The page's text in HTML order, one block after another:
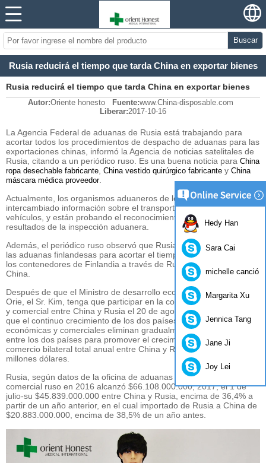
Buscar
Rusia reducirá el tiempo que tarda China en exportar bienes
Rusia reducirá el tiempo que tarda China en exportar bienes
Autor:Oriente honesto Fuente:www.China-disposable.com
Liberar:2017-10-16
La Agencia Federal de aduanas de Rusia está trabajando para
acortar todos los procedimientos de despacho de aduanas para las
exportaciones chinas, informó la Agencia de noticias satelitales de
Rusia, citando a un periódico ruso. Es una buena noticia para China
ropa desechable fabricante China vestido quirúrgico fabricante y China
máscara médica proveedor.
Actualmente, los organismos aduaneros de los dos países han
intercambiado información sobre el transporte de mercancías y
vehículos, y están probando el reconocimiento mutuo de los
resultados de la inspección aduanera.
Además, el periódico ruso observó que Rusia ha cooperado con
las aduanas finlandesas para acortar el tiempo de autorización de
los contenedores de Finlandia a través de Rusia a Kazajstán y
China.
Después de que el Ministro de desarrollo económico de Rusia,
Orie, el Sr. Kim, tenga que participar en la cooperación económica
y comercial entre China y Rusia el 20 de agosto en la reunión, dijo
que el continuo crecimiento de los dos países, las barreras
económicas y comerciales eliminan gradualmente el comercio
entre los dos países para promover el crecimiento del volumen de
comercio bilateral total anual entre China y Rusia en 2017 o 80 mil
millones dólares.
Rusia, según datos de la oficina de aduanas sino-el volumen
comercial ruso en 2016 alcanzó $66.108.000.000, 2017, el 1 de
julio-su $45.839.000.000 entre China y Rusia, encima de 36,4% a
partir de un año anterior, en el cual importado de Rusia a China de
$20.883.000.000, encima de 38,5% de un año antes.
Hedy Han
Sara Cai
michelle canción
Margarita Xu
Jennica Tang
Jane Ji
Joy Lei